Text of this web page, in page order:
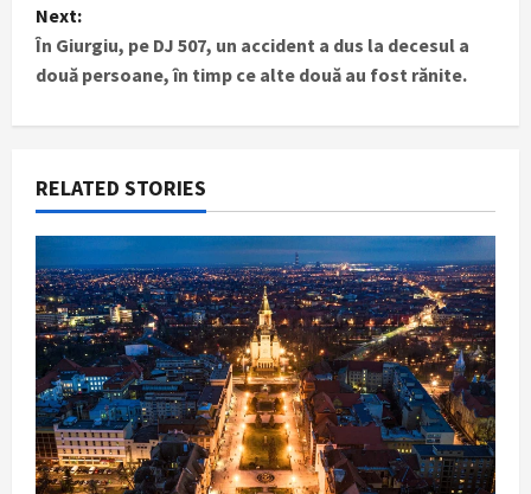
t
n
a
v
i
g
a
t
i
o
Next:
În Giurgiu, pe DJ 507, un accident a dus la decesul a
două persoane, în timp ce alte două au fost rănite.
RELATED STORIES